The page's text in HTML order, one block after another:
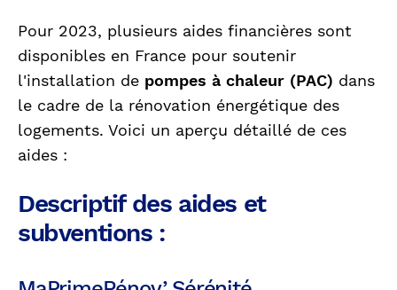
Pour 2023, plusieurs aides financières sont
disponibles en France pour soutenir
l'installation de pompes à chaleur (PAC) dans
le cadre de la rénovation énergétique des
logements. Voici un aperçu détaillé de ces
aides :
Descriptif des aides et
subventions :